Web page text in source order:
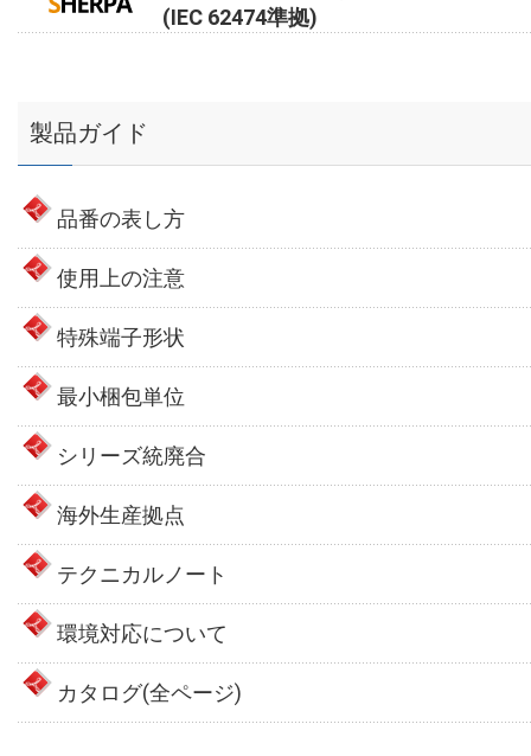
(IEC 62474準拠)
製品ガイド
品番の表し方
使用上の注意
特殊端子形状
最小梱包単位
シリーズ統廃合
海外生産拠点
テクニカルノート
環境対応について
カタログ(全ページ)